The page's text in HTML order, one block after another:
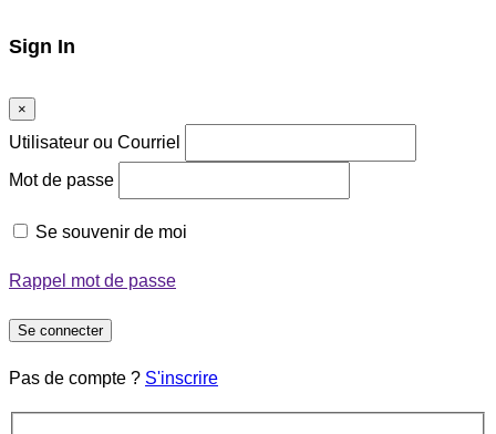
Sign In
×
Utilisateur ou Courriel
Mot de passe
Se souvenir de moi
Rappel mot de passe
Se connecter
Pas de compte ? S'inscrire